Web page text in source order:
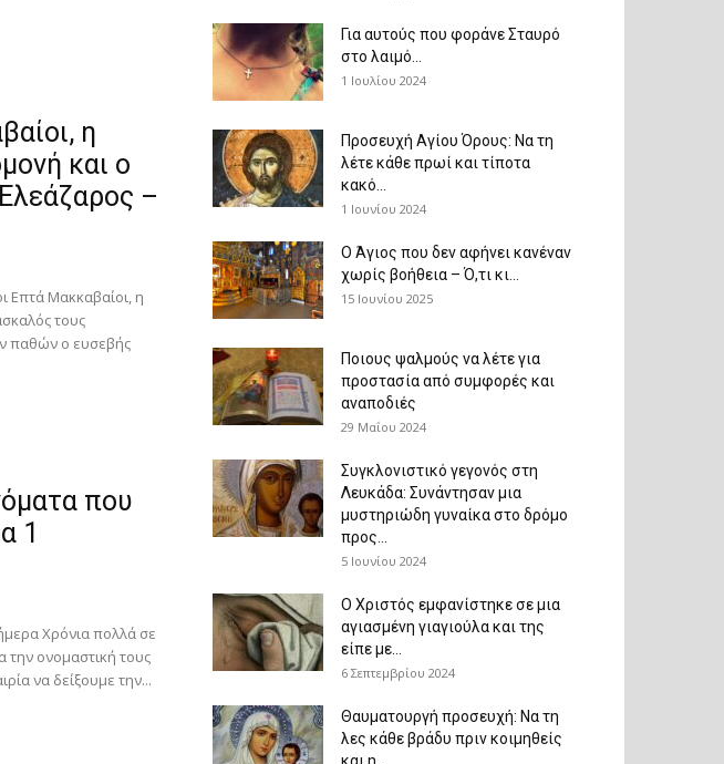
η
και ο
–
Επτά Μακκαβαίοι, η
τους
παθών ο ευσεβής
που
1
Χρόνια πολλά σε
την ονομαστική τους
να δείξουμε την...
Για αυτούς που φοράνε Σταυρό
στο λαιμό…
1 Ιουλίου 2024
Προσευχή Αγίου Όρους: Να τη
λέτε κάθε πρωί και τίποτα
κακό...
1 Ιουνίου 2024
Ο Άγιος που δεν αφήνει κανέναν
χωρίς βοήθεια – Ό,τι κι...
15 Ιουνίου 2025
Ποιους ψαλμούς να λέτε για
προστασία από συμφορές και
αναποδιές
29 Μαΐου 2024
Συγκλονιστικό γεγονός στη
Λευκάδα: Συνάντησαν μια
μυστηριώδη γυναίκα στο δρόμο
προς...
5 Ιουνίου 2024
Ο Χριστός εμφανίστηκε σε μια
αγιασμένη γιαγιούλα και της
είπε με...
6 Σεπτεμβρίου 2024
Θαυματουργή προσευχή: Να τη
λες κάθε βράδυ πριν κοιμηθείς